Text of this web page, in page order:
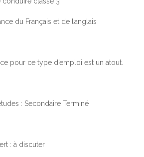
du Français et de l’anglais
pour ce type d’emploi est un atout.
: Secondaire Terminé
: à discuter